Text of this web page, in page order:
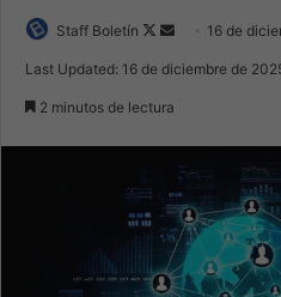
Staff Boletín
Follow
Send 16 de
Last Updated: 16 de diciembre de
2 minutos de lectura